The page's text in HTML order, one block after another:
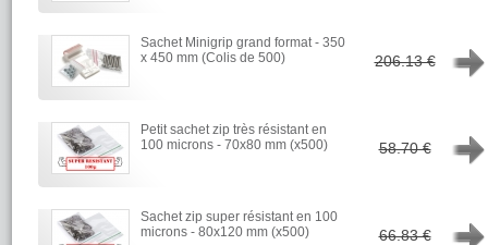
Sachet Minigrip grand format - 350
x 450 mm (Colis de 500)
206.13 €
Petit sachet zip très résistant en
100 microns - 70x80 mm (x500)
58.70 €
Sachet zip super résistant en 100
microns - 80x120 mm (x500)
66.83 €